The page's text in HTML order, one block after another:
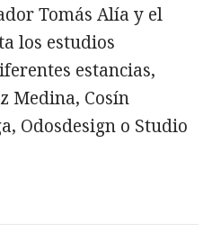
Tomás Alía y el
los estudios
estancias,
Medina, Cosín
Odosdesign o Studio